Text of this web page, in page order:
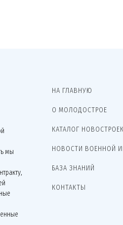
мы
НА ГЛАВНУЮ
О МОЛОДОСТРОЕ
КАТАЛОГ НОВОСТРОЕК
НОВОСТИ ВОЕННОЙ
БАЗА ЗНАНИЙ
КОНТАКТЫ